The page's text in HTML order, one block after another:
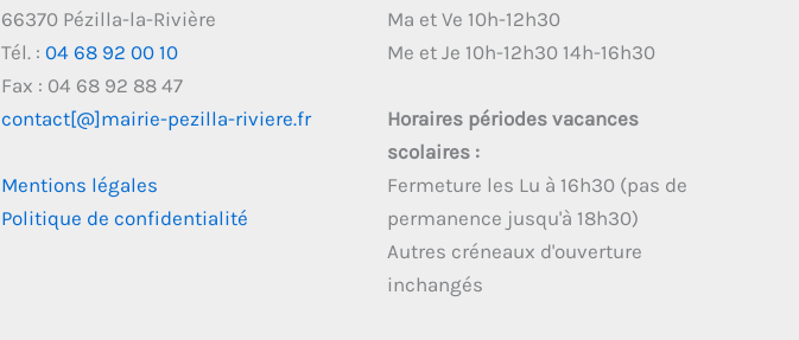
66370 Pézilla-la-Rivière
Tél. : 04 68 92 00 10
Fax : 04 68 92 88 47
contact[@]mairie-pezilla-riviere.fr
Mentions légales
Politique de confidentialité
Ma et Ve 10h-12h30
Me et Je 10h-12h30 14h-16h30
Horaires périodes vacances
scolaires :
Fermeture les Lu à 16h30 (pas de
permanence jusqu'à 18h30)
Autres créneaux d'ouverture
inchangés